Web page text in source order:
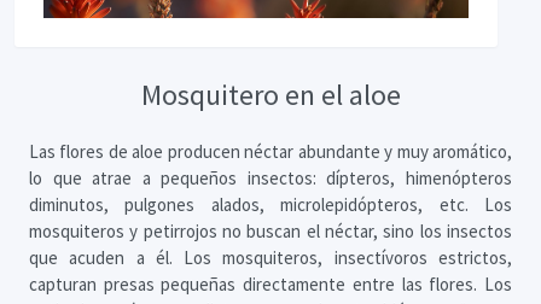
Mosquitero en el aloe
Las flores de aloe producen néctar abundante y muy aromático,
lo que atrae a pequeños insectos: dípteros, himenópteros
diminutos, pulgones alados, microlepidópteros, etc. Los
mosquiteros y petirrojos no buscan el néctar, sino los insectos
que acuden a él. Los mosquiteros, insectívoros estrictos,
capturan presas pequeñas directamente entre las flores. Los